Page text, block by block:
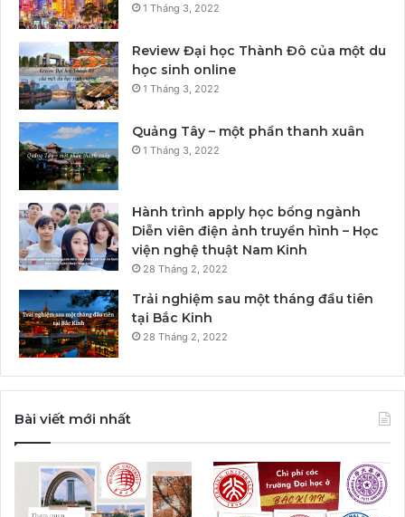
1 Tháng 3, 2022
Review Đại học Thành Đô của một du
học sinh online
1 Tháng 3, 2022
Quảng Tây – một phần thanh xuân
1 Tháng 3, 2022
Hành trình apply học bổng ngành
Diễn viên điện ảnh truyền hình – Học
viện nghệ thuật Nam Kinh
28 Tháng 2, 2022
Trải nghiệm sau một tháng đầu tiên
tại Bắc Kinh
28 Tháng 2, 2022
Bài viết mới nhất